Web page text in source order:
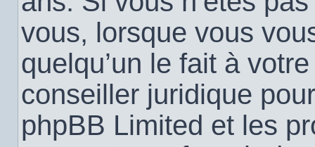
vous, lorsque vous
quelqu’un le fait à
conseiller juridique
phpBB Limited et les